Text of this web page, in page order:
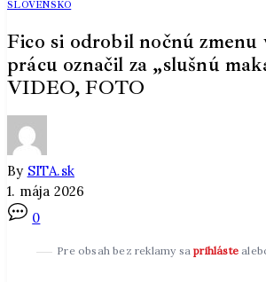
SLOVENSKO
Fico si odrobil nočnú zmenu
prácu označil za „slušnú
VIDEO, FOTO
By SITA.sk
1. mája 2026
0
Pre obsah bez reklamy saprihláste